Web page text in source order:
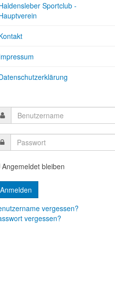
Sportclub -
Angemeldet bleiben
vergessen?
vergessen?